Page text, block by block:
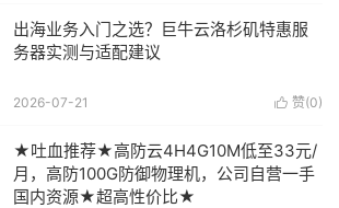
出海业务入门之选？巨牛云洛杉矶特惠服
务器实测与适配建议
 赞(0)
2026-07-21
★吐血推荐★高防云4H4G10M低至33元/
月，高防100G防御物理机，公司自营一手
国内资源★超高性价比★